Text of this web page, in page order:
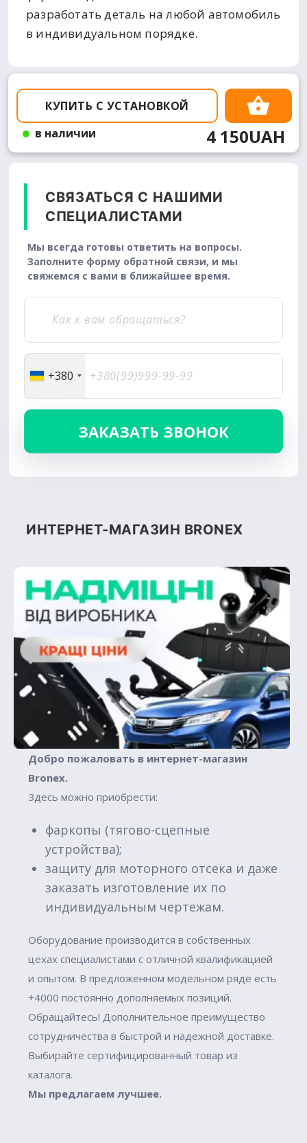
разработать деталь на любой автомобиль
в индивидуальном порядке.
КУПИТЬ С УСТАНОВКОЙ
в наличии
4 150UAH
СВЯЗАТЬСЯ С НАШИМИ
СПЕЦИАЛИСТАМИ
Мы всегда готовы ответить на вопросы.
Заполните форму обратной связи, и мы
свяжемся с вами в ближайшее время.
+380
ИНТЕРНЕТ-МАГАЗИН BRONEX
Добро пожаловать в интернет-магазин
Вronex.
Здесь можно приобрести:
фаркопы (тягово-сцепные
устройства);
защиту для моторного отсека и даже
заказать изготовление их по
индивидуальным чертежам.
Оборудование производится в собственных
цехах специалистами с отличной квалификацией
и опытом. В предложенном модельном ряде есть
+4000 постоянно дополняемых позиций.
Обращайтесь! Дополнительное преимущество
сотрудничества в быстрой и надежной доставке.
Выбирайте сертифицированный товар из
каталога.
Мы предлагаем лучшее.